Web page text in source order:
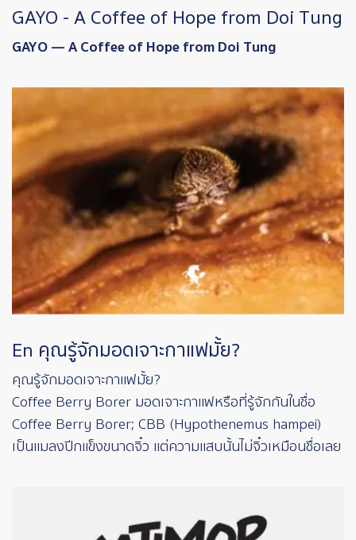
GAYO - A Coffee of Hope from Doi Tung
GAYO — A Coffee of Hope from Doi Tung
En คุณรู้จักมอดเจาะกาแฟมั้ย?
คุณรู้จักมอดเจาะกาแฟมั้ย?
Coffee Berry Borer มอดเจาะกาแฟหรือที่รู้จักกันในชื่อ
Coffee Berry Borer; CBB (Hypothenemus hampei)
เป็นแมลงปีกแข็งขนาดจิ๋ว แต่ความแสบนั้นไม่จิ๋วเหมือนชื่อเลย